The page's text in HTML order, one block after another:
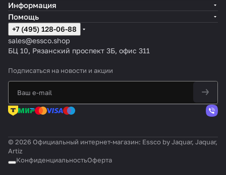
Информация
Помощь
+7 (495) 128-06-88
sales@essco.shop
БЦ 10, Рязанский проспект 3Б, офис 311
Подписаться на новости и акции
© 2026 Официальный интернет-магазин: Essco by Jaquar, Jaquar,
Artiz
КонфиденциальностьОферта